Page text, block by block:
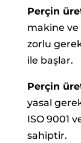
Perçin
makine
zorlu
ile başlar.
Perçin
yasal
ISO 9001
sahiptir.